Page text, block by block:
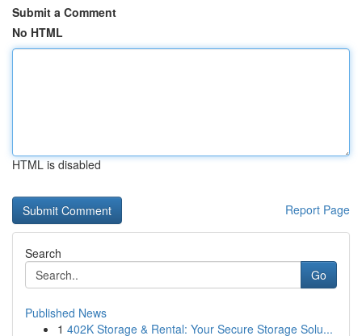
Submit a Comment
No HTML
HTML is disabled
Report Page
Search
Go
Published News
1 402K Storage & Rental: Your Secure Storage Solu...